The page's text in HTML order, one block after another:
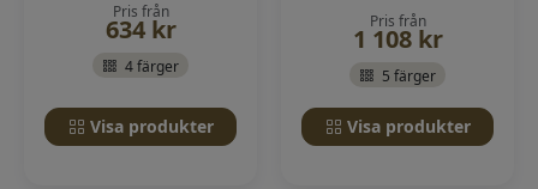
Pris från
634 kr
4 färger
Visa produkter
Pris från
1 108 kr
5 färger
Visa produkter